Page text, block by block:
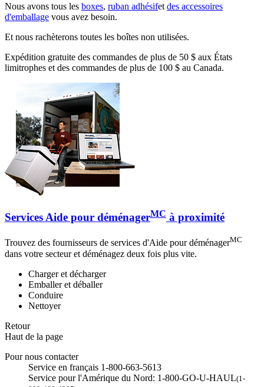
Nous avons tous les boxes, ruban adhésifet des accessoires
d'emballage vous avez besoin.
Et nous rachèterons toutes les boîtes non utilisées.
Expédition gratuite des commandes de plus de 50 $ aux États
limitrophes et des commandes de plus de 100 $ au Canada.
Services Aide pour déménagerMC à proximité
Trouvez des fournisseurs de services d'Aide pour déménagerMC
dans votre secteur et déménagez deux fois plus vite.
Charger et décharger
Emballer et déballer
Conduire
Nettoyer
Retour
Haut de la page
Pour nous contacter
Service en français 1-800-663-5613
Service pour l'Amérique du Nord: 1-800-GO-U-HAUL(1-